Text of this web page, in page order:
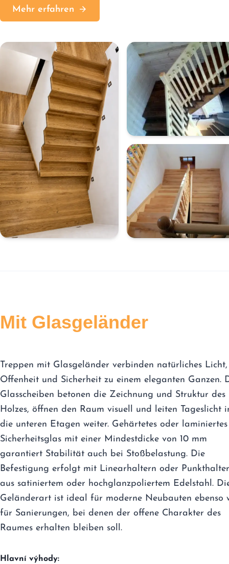
Mehr erfahren
Mit Glasgeländer
Treppen mit Glasgeländer verbinden natürliches Licht,
Offenheit und Sicherheit zu einem eleganten Ganzen.
Glasscheiben betonen die Zeichnung und Struktur des
Holzes, öffnen den Raum visuell und leiten Tageslicht
die unteren Etagen weiter. Gehärtetes oder laminiertes
Sicherheitsglas mit einer Mindestdicke von 10 mm
garantiert Stabilität auch bei Stoßbelastung. Die
Befestigung erfolgt mit Linearhaltern oder
aus satiniertem oder hochglanzpoliertem Edelstahl.
Geländerart ist ideal für moderne Neubauten ebenso
für Sanierungen, bei denen der offene Charakter des
Raumes erhalten bleiben soll.
Hlavní výhody: